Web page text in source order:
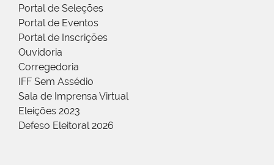
Portal de Seleções
Portal de Eventos
Portal de Inscrições
Ouvidoria
Corregedoria
IFF Sem Assédio
Sala de Imprensa Virtual
Eleições 2023
Defeso Eleitoral 2026